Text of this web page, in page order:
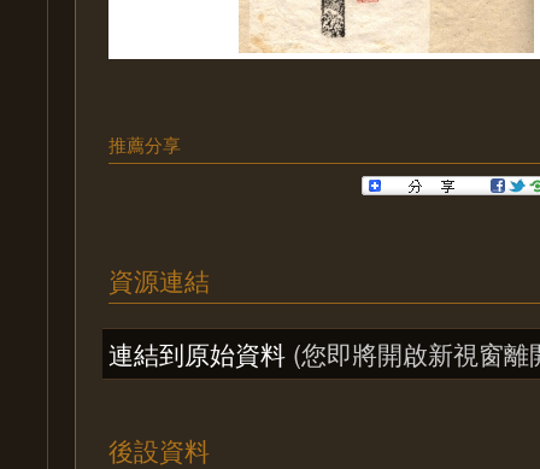
推薦分享
資源連結
連結到原始資料 (您即將開啟新視窗離
後設資料